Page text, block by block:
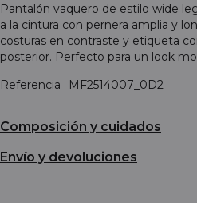
Pantalón vaquero de estilo wide
a la cintura con pernera amplia y
costuras en contraste y etiqueta
posterior. Perfecto para un look
Referencia
MF2514007_0D2
Composición y cuidados
Envío y devoluciones